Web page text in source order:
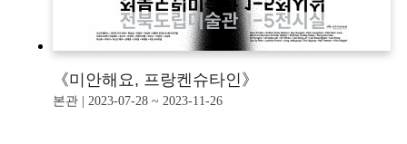
《미안해요, 프랑켄슈타인》
본관 | 2023-07-28 ~ 2023-11-26